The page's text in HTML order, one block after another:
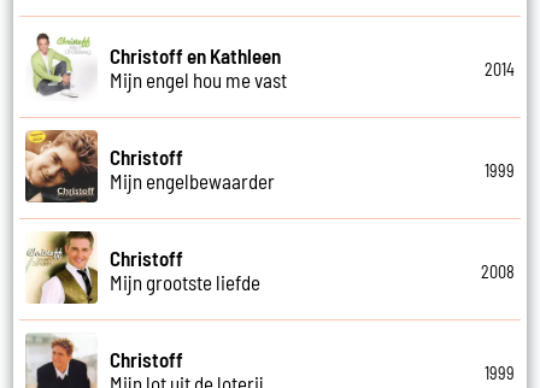
Christoff en Kathleen
Mijn engel hou me vast
2014
Christoff
Mijn engelbewaarder
1999
Christoff
Mijn grootste liefde
2008
Christoff
Mijn lot uit de loterij
1999